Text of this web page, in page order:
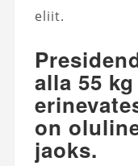
eliit.
alla 55
on
jaoks.